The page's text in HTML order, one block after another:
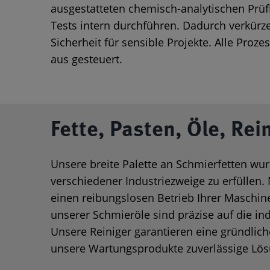
ausgestatteten chemisch-analytischen
Tests intern durchführen. Dadurch
Sicherheit für sensible Projekte. Alle
aus gesteuert.
Fette, Pasten, Öle,
Unsere breite Palette an Schmierfetten
verschiedener Industriezweige zu
einen reibungslosen Betrieb Ihrer
unserer Schmieröle sind präzise auf die
Unsere Reiniger garantieren eine
unsere Wartungsprodukte zuverlässige